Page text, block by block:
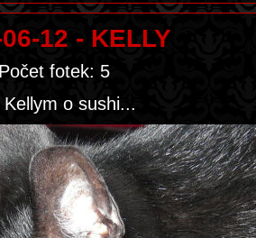
12 - KELLY
Počet fotek: 5
o sushi...